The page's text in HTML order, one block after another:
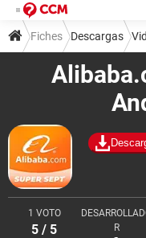
1 VOTO
5 / 5
R
Fiches Descargas